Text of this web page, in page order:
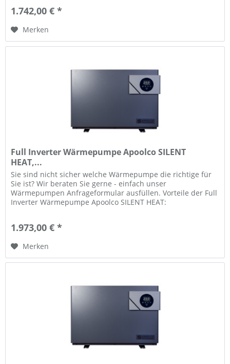
1.742,00 € *
Merken
Full Inverter Wärmepumpe Apoolco SILENT
HEAT,...
Sie sind nicht sicher welche Wärmepumpe die richtige für
Sie ist? Wir beraten Sie gerne - einfach unser
Wärmepumpen Anfrageformular ausfüllen. Vorteile der Full
Inverter Wärmepumpe Apoolco SILENT HEAT:
1.973,00 € *
Merken